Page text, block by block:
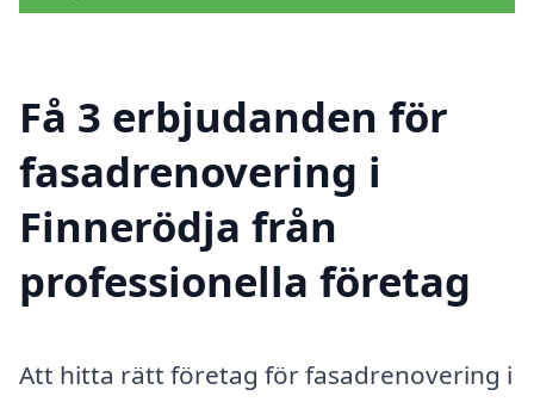
Få 3 erbjudanden för
fasadrenovering i
Finnerödja från
professionella företag
Att hitta rätt företag för fasadrenovering i